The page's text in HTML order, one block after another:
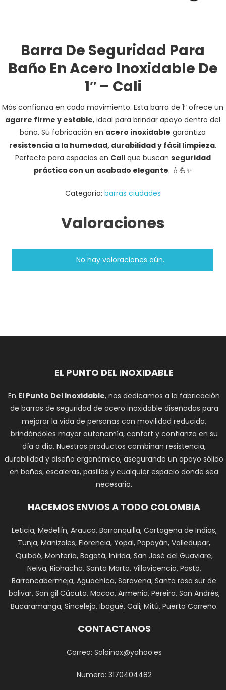
Barra De Seguridad Para
Baño En Acero Inoxidable De
1″ – Cali
Más confianza en cada movimiento. Esta barra de 1″ ofrece un
agarre firme y estable, ideal para brindar apoyo dentro del
baño. Su fabricación en acero inoxidable garantiza
resistencia a la humedad, durabilidad y fácil limpieza.
Perfecta para espacios en Calique buscan seguridad
práctica con un acabado elegante. 💧💪✨
Categoría: barras ciudades
Valoraciones
No hay valoraciones aún.
EL PUNTO DEL INOXIDABLE
En El Punto Del Inoxidable, nos dedicamos a la fabricación
de barras de seguridad de acero inoxidable diseñadas para
mejorar la vida de personas con movilidad reducida,
brindándoles mayor autonomía, confort y confianza en su
día a día. Nuestros productos combinan resistencia,
durabilidad y diseño ergonómico, asegurando un apoyo sólido
en baños, escaleras, pasillos y cualquier espacio donde sea
necesario.
HACEMOS ENVIOS A TODO COLOMBIA
Leticia, Medellín, Arauca, Barranquilla, Cartagena de Indias,
Tunja, Manizales, Florencia, Yopal, Popayán, Valledupar,
Quibdó, Montería, Bogotá, Inírida, San José del Guaviare,
Neiva, Riohacha, Santa Marta, Villavicencio, Pasto,
Barrancabermeja, Aguachica, Saravena, Santa rosa sur de
bolivar, San gil Cúcuta, Mocoa, Armenia, Pereira, San Andrés,
Bucaramanga, Sincelejo, Ibagué, Cali, Mitú, Puerto Carreño.
CONTACTANOS
Correo: Soloinox@yahoo.es
Numero: 3170404482